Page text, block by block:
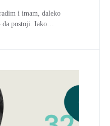
i imam, daleko
da postoji. Iako…